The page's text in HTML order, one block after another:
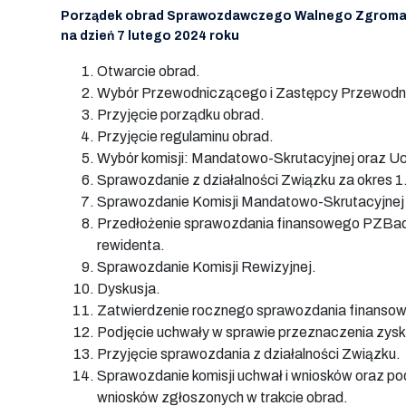
Porządek obrad Sprawozdawczego Walnego
na dzień 7 lutego 2024 roku
Otwarcie obrad.
Wybór Przewodniczącego i Zastępcy
Przyjęcie porządku obrad.
Przyjęcie regulaminu obrad.
Wybór komisji: Mandatowo-Skrutacyjnej oraz
Sprawozdanie z działalności Związku za okres
Sprawozdanie Komisji Mandatowo-
Przedłożenie sprawozdania finansowego
rewidenta.
Sprawozdanie Komisji Rewizyjnej.
Dyskusja.
Zatwierdzenie rocznego sprawozdania
Podjęcie uchwały w sprawie przeznaczenia
Przyjęcie sprawozdania z działalności Związku.
Sprawozdanie komisji uchwał i wniosków oraz
wniosków zgłoszonych w trakcie obrad.